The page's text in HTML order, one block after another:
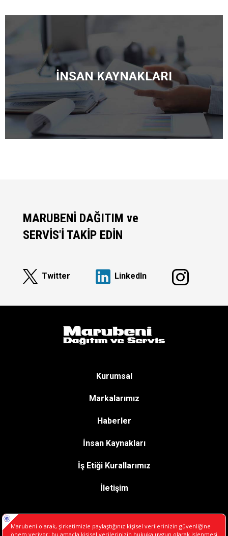
İNSAN KAYNAKLARI
MARUBENİ DAĞITIM ve
SERVİS'İ TAKİP EDİN
Twitter Linkedln
Kurumsal
Markalarımız
Haberler
İnsan Kaynakları
İş Etiği Kurallarımız
İletişim